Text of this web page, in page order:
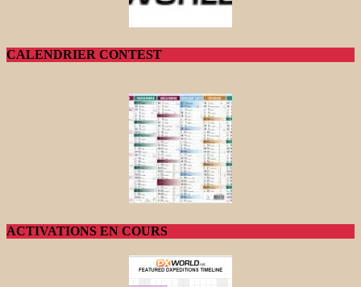
CALENDRIER CONTEST
ACTIVATIONS EN COURS